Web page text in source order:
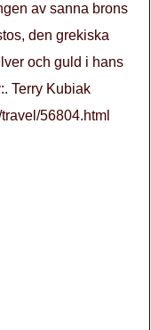
av sanna brons
den grekiska
och guld i hans
Terry Kubiak
56804.html